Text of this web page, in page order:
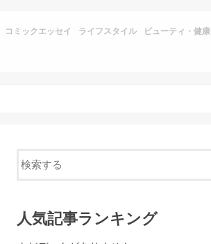
コミックエッセイ ライフスタイル ビューティ・健康
人気記事ランキング